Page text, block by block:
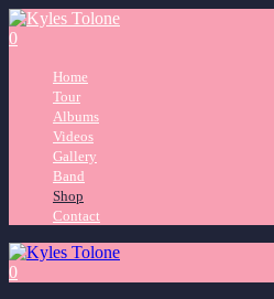
0
Home
Tour
Albums
Videos
Gallery
Band
Shop
Contact
0